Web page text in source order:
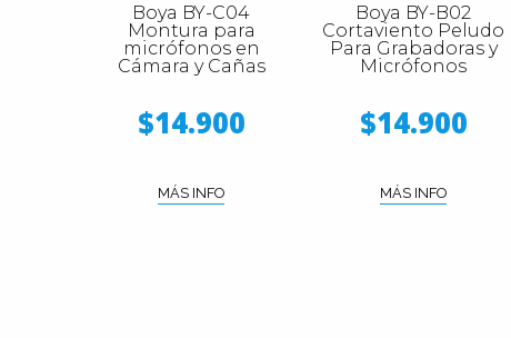
Boya BY-C04
Montura para
micrófonos en
Cámara y Cañas
$14.900
MÁS INFO
Boya BY-B02
Cortaviento Peludo
Para Grabadoras y
Micrófonos
$14.900
MÁS INFO